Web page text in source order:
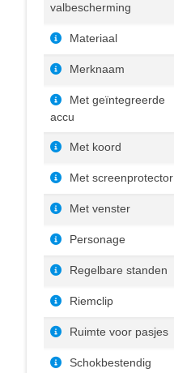
valbescherming
Materiaal
Merknaam
Met geïntegreerde
accu
Met koord
Met screenprotector
Met venster
Personage
Regelbare standen
Riemclip
Ruimte voor pasjes
Schokbestendig